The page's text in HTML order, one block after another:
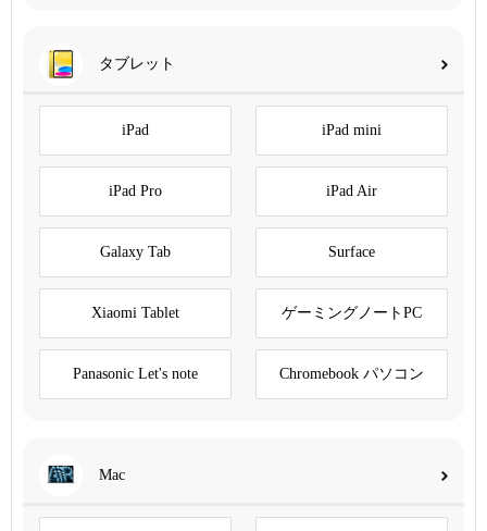
タブレット
iPad iPad mini
iPad Pro iPad Air
Galaxy Tab Surface
Xiaomi Tablet ゲーミングノートPC
Panasonic Let's note Chromebook パソコン
Mac